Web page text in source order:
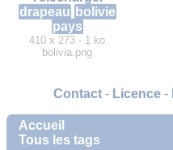
Accueil
Tous les tags
drapeau bolivie
pays
410 x 273 - 1 ko
bolivia.png
Contact- Licence-